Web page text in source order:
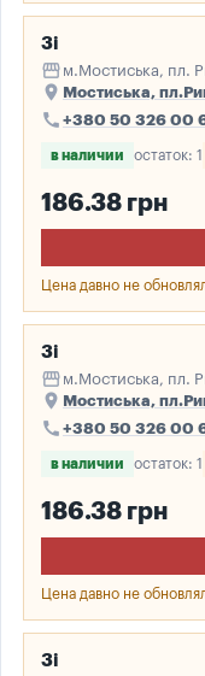
3і
storefront м.Мостиська, пл.
place Мостиська,
call +380 50 326 00
в наличии остаток: 1
186.38 грн
Цена давно не
3і
storefront м.Мостиська, пл.
place Мостиська,
call +380 50 326 00
в наличии остаток: 1
186.38 грн
Цена давно не
3і